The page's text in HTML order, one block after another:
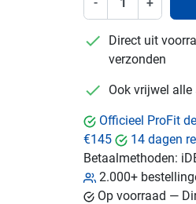
checkmark
Direct uit
verzonden
checkmark
Ook vrijwel
Officieel ProFit
€145
14 dagen
Betaalmethoden:
2.000+
Op voorraad —